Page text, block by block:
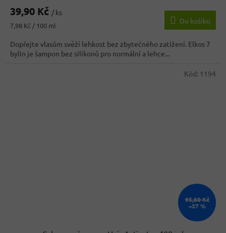
produktu
3,6
z
5
hvězdiček.
39,90 Kč / ks
Měrná
7,98 Kč / 100 ml
Do košíku
Dopřejte vlasům svěží lehkost bez zbytečného zatížení. Elkos 7
bylin je šampon bez silikonů pro normální a lehce...
95,60 Kč
–37 %
Kód: 1194